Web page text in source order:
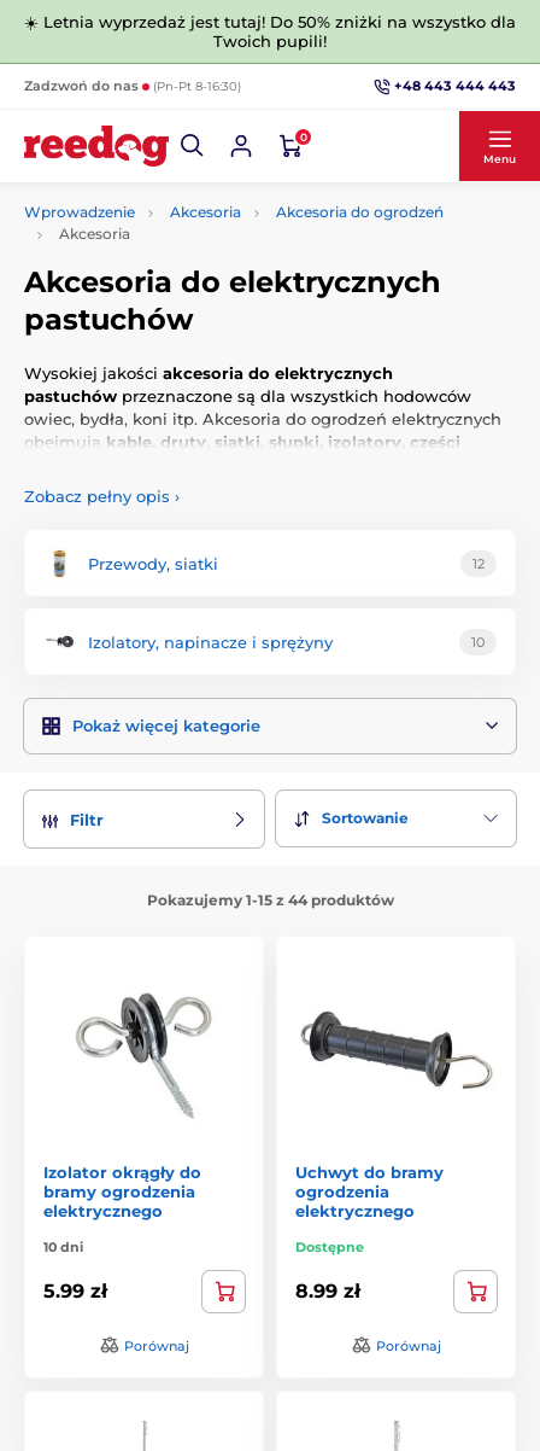
☀️ Letnia wyprzedaż jest tutaj! Do 50% zniżki na wszystko dla
Twoich pupili!
Zadzwoń do nas (Pn-Pt 8-16:30) +48 443 444 443
0
Menu
Wprowadzenie Akcesoria
Akcesoria do ogrodzeń
Akcesoria
Akcesoria do elektrycznych
pastuchów
Wysokiej jakości akcesoria do elektrycznych
pastuchów przeznaczone są dla wszystkich hodowców
owiec, bydła, koni itp. Akcesoria do ogrodzeń elektrycznych
obejmują kable, druty, siatki, słupki, izolatory, części
lub innych parametrów.
Zobacz pełny opis ›
Przewody, siatki 12
Izolatory, napinacze i sprężyny 10
Pokaż więcej kategorie
Filtr Sortowanie
Pokazujemy 1-15 z 44 produktów
Izolator okrągły do
bramy ogrodzenia
elektrycznego
10 dni
5.99 zł
Porównaj
Uchwyt do bramy
ogrodzenia
elektrycznego
Dostępne
8.99 zł
Porównaj